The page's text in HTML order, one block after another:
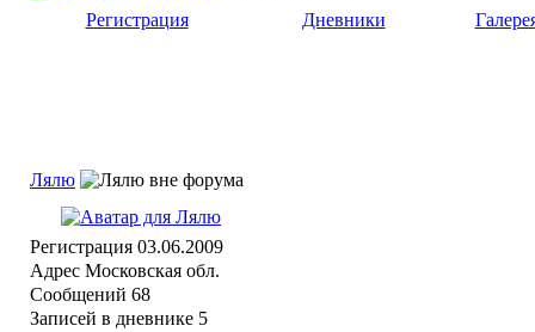
Регистрация Дневники
Лялю
Регистрация 03.06.2009
Адрес Московская обл.
Сообщений 68
Записей в дневнике 5